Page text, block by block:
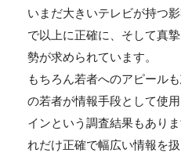
いまだ大きいテレビが持つ
で以上に正確に、そして真
勢が求められています。
もちろん若者へのアピール
の若者が情報手段として使
インという調査結果もあり
れだけ正確で幅広い情報を